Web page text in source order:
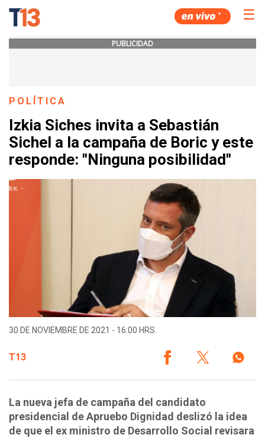
☰
PUBLICIDAD
POLÍTICA
Izkia Siches invita a Sebastián
Sichel a la campaña de Boric y este
responde: "Ninguna posibilidad"
30 DE NOVIEMBRE DE 2021 - 16:00 HRS.
T13
La nueva jefa de campaña del candidato
presidencial de Apruebo Dignidad deslizó la idea
de que el ex ministro de Desarrollo Social revisara